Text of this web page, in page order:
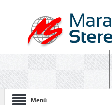
Menú